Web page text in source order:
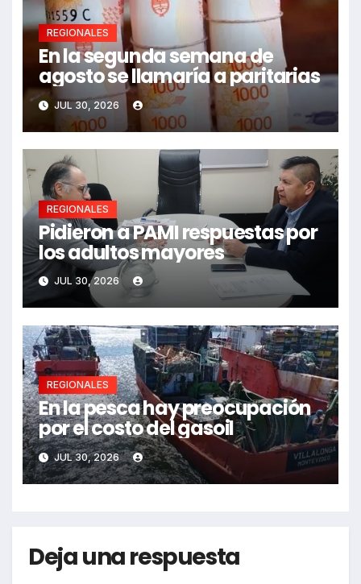
REGIONALES
En la segunda semana de
agosto se llamaría a paritarias
JUL 30, 2026
REGIONALES
Pidieron a PAMI respuestas por
los adultos mayores
JUL 30, 2026
REGIONALES
En la pesca hay preocupación
por el costo del gasoil
JUL 30, 2026
Deja una respuesta